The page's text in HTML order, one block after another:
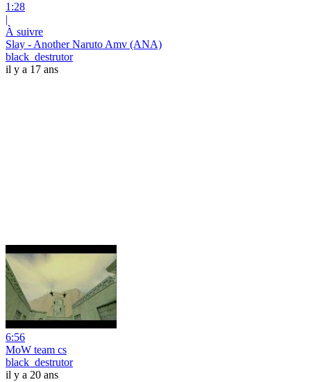
1:28
|
À suivre
Slay - Another Naruto Amv (ANA)
black_destrutor
il y a 17 ans
6:56
MoW team cs
black_destrutor
il y a 20 ans